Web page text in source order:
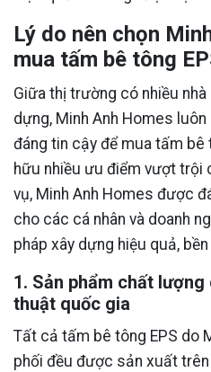
Lý do nên chọn
mua tấm bê tông
Giữa thị trường có nhiều
dựng, Minh Anh Homes
đáng tin cậy để mua tấm bê
hữu nhiều ưu điểm vượt trội
vụ, Minh Anh Homes được
cho các cá nhân và doanh
pháp xây dựng hiệu quả,
1. Sản phẩm chất
thuật quốc gia
Tất cả tấm bê tông EPS do
phối đều được sản xuất